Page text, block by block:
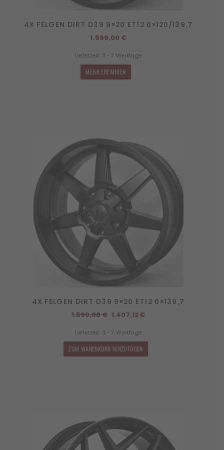
4X FELGEN DIRT D39 9×20 ET12 6×120/139,7
1.599,00 €
Lieferzeit: 3 - 7 Werktage
MEHR ERFAHREN
4X FELGEN DIRT D39 9×20 ET12 6×139,7
1.599,00€ Ursprünglicher
war:
1.599,00 €
1.407,12€Aktueller
Lieferzeit: 3 - 7 Werktage
ZUM WARENKORB HINZUFÜGEN